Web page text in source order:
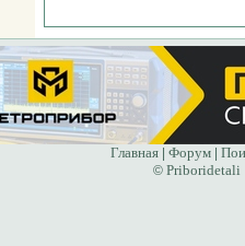
Главная |Форум |
© Priboridetali